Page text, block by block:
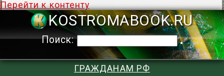
Перейти к контенту
Поиск:
ГРАЖДАНАМ РФ